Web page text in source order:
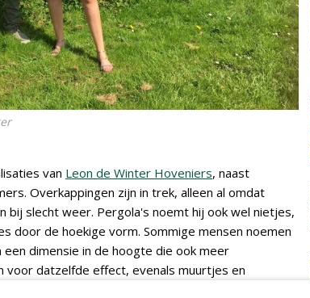
van Leon de Winter Hoveniers, naast
Overkappingen zijn in trek, alleen al omdat
bij slecht weer. Pergola's noemt hij ook wel nietjes,
door de hoekige vorm. Sommige mensen noemen
dimensie in de hoogte die ook meer
datzelfde effect, evenals muurtjes en
komen bij